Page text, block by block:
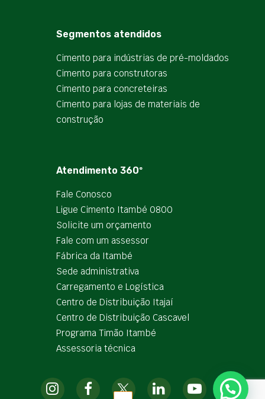
Segmentos atendidos
Cimento para indústrias de pré-moldados
Cimento para construtoras
Cimento para concreteiras
Cimento para lojas de materiais de
construção
Atendimento 360º
Fale Conosco
Ligue Cimento Itambé 0800
Solicite um orçamento
Fale com um assessor
Fábrica da Itambé
Sede administrativa
Carregamento e Logística
Centro de Distribuição Itajaí
Centro de Distribuição Cascavel
Programa Timão Itambé
Assessoria técnica